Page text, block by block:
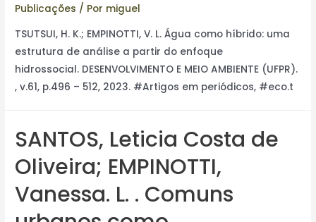
Publicações / Por miguel
TSUTSUI, H. K.; EMPINOTTI, V. L. Água como híbrido: uma
estrutura de análise a partir do enfoque
hidrossocial. DESENVOLVIMENTO E MEIO AMBIENTE (UFPR).
, v.61, p.496 – 512, 2023. #Artigos em periódicos, #eco.t
SANTOS, Leticia Costa de
Oliveira; EMPINOTTI,
Vanessa. L. . Comuns